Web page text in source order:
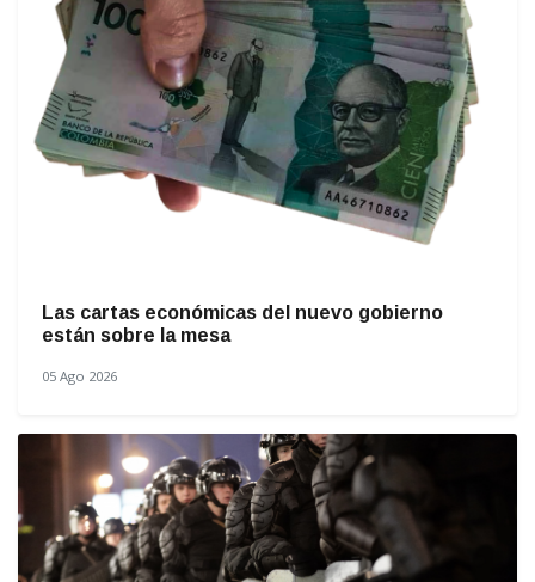
Las cartas económicas del nuevo gobierno
están sobre la mesa
05 Ago 2026